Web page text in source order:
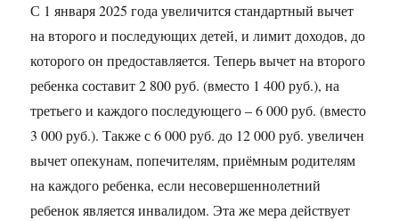
С 1 января 2025 года увеличится стандартный вычет
на второго и последующих детей, и лимит доходов, до
которого он предоставляется. Теперь вычет на второго
ребенка составит 2 800 руб. (вместо 1 400 руб.), на
третьего и каждого последующего – 6 000 руб. (вместо
3 000 руб.). Также с 6 000 руб. до 12 000 руб. увеличен
вычет опекунам, попечителям, приёмным родителям
на каждого ребенка, если несовершеннолетний
ребенок является инвалидом. Эта же мера действует